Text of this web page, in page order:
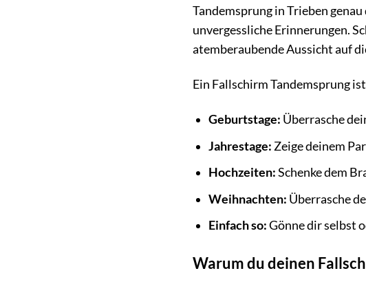
Tandemsprung in Trieben
unvergessliche Erinnerungen.
atemberaubende Aussicht auf
Ein Fallschirm Tandemsprung
Geburtstage: Überrasche
Jahrestage: Zeige deinem
Hochzeiten:Schenke dem
Weihnachten: Überrasche
Einfach so:Gönne dir selbst
Warum du deinen